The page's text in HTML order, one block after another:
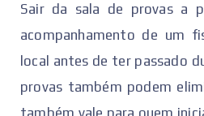
Sair da sala de provas a
acompanhamento de um
local antes de ter passado
provas também podem